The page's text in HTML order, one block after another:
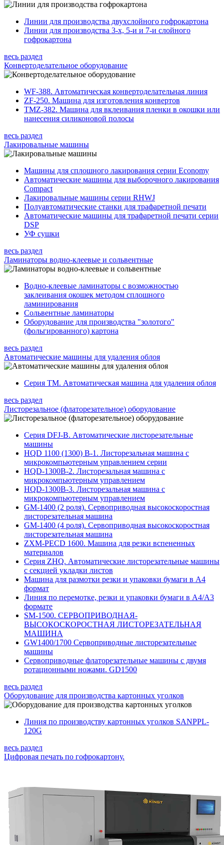
Линии для производства двухслойного гофрокартона
Линии для производства 3-х, 5-и и 7-и слойного
гофрокартона
весь раздел
Конвертоделательное оборудование
WF-388. Автоматическая конвертоделательная линия
ZF-250. Машина для изготовления конвертов
TMZ-382. Машина для вклеивания пленки в окошки или
нанесения силиконовой полосы
весь раздел
Лакировальные машины
Машины для сплошного лакирования серии Economy
Автоматические машины для выборочного лакирования
Compact
Лакировальные машины серии RHWJ
Полуавтоматические станки для трафаретной печати
Автоматические машины для трафаретной печати серии
DSP
УФ сушки
весь раздел
Ламинаторы водно-клеевые и сольвентные
Водно-клеевые ламинаторы с возможностью
заклеивания окошек методом сплошного
ламинирования
Сольвентные ламинаторы
Оборудование для производства "золотого"
(фольгированного) картона
весь раздел
Автоматические машины для удаления облоя
Серия TM. Автоматическая машина для удаления облоя
весь раздел
Листорезальное (флаторезательное) оборудование
Серия DFJ-B. Автоматические листорезательные
машины
HQD 1100 (1300) В-1. Листорезальная машина с
микрокомпьютерным управлением серии
HQD-1300B-2. Листорезальная машина с
микрокомпьютерным управлением
HQD-1300B-3. Листорезальная машина с
микрокомпьютерным управлением
GM-1400 (2 роля). Сервоприводная высокоскоростная
листорезательная машина
GM-1400 (4 роля). Сервоприводная высокоскоростная
листорезательная машина
ZXM-PECD 1600. Машина для резки вспененных
материалов
Серия ZHQ. Автоматические листорезательные машины
с секцией укладки листов
Машина для размотки резки и упаковки бумаги в А4
формат
Линия по перемотке, резки и упаковки бумаги в А4/А3
формате
SM-1500. СЕРВОПРИВОДНАЯ-
ВЫСОКОСКОРОСТНАЯ ЛИСТОРЕЗАТЕЛЬНАЯ
МАШИНА
GW1400/1700 Сервоприводные листорезательные
машины
Сервоприводные флаторезательные машины с двумя
ротационными ножами. GD1500
весь раздел
Оборудование для производства картонных уголков
Линия по производству картонных уголков SANPPL-
120G
весь раздел
Цифровая печать по гофрокартону.